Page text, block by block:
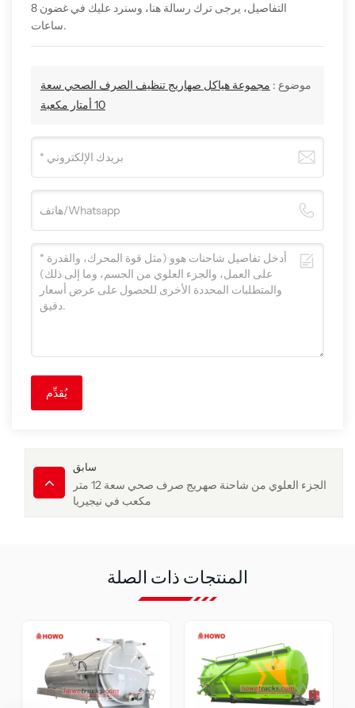
التفاصيل، يرجى ترك رسالة هنا، وسنرد عليك في غضون 8
ساعات.
موضوع : مجموعة هياكل صهاريج تنظيف الصرف الصحي سعة
10 أمتار مكعبة
يُقدِّم
سابق
الجزء العلوي من شاحنة صهريج صرف صحي سعة 12 متر
مكعب في نيجيريا
المنتجات ذات الصلة